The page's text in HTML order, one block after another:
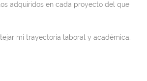
adquiridos en cada proyecto del que
mi trayectoria laboral y académica.